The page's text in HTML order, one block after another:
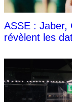
ASSE : Jaber,
révèlent les